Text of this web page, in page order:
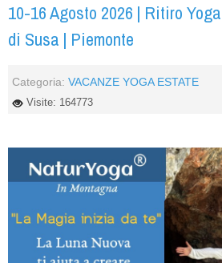
10-16 Agosto 2026 | Ritiro
di Susa | Piemonte
Categoria: VACANZE YOGA ESTATE
Visite: 164773